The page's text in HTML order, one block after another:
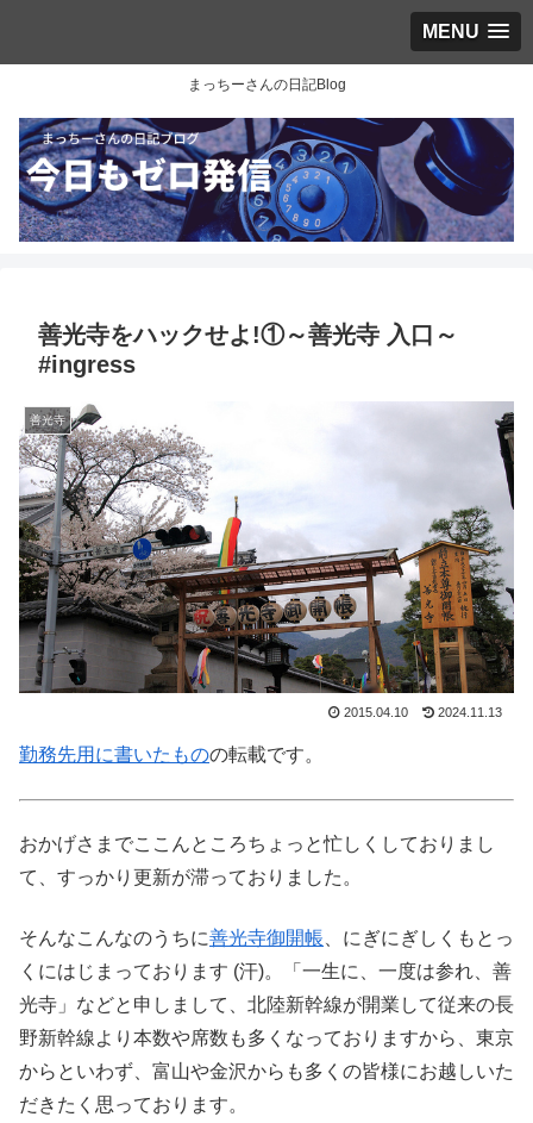
MENU
まっちーさんの日記Blog
善光寺をハックせよ!①～善光寺 入口～
#ingress
善光寺
2015.04.10 2024.11.13
勤務先用に書いたものの転載です。
おかげさまでここんところちょっと忙しくしておりまし
て、すっかり更新が滞っておりました。
そんなこんなのうちに善光寺御開帳 、にぎにぎしくもとっ
くにはじまっております (汗)。「一生に、一度は参れ、善
光寺」などと申しまして、北陸新幹線が開業して従来の長
野新幹線より本数や席数も多くなっておりますから、東京
からといわず、富山や金沢からも多くの皆様にお越しいた
だきたく思っております。